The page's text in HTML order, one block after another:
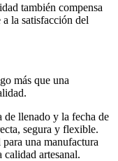
también compensa
la satisfacción del
más que una
llenado y la fecha de
segura y flexible.
una manufactura
calidad artesanal.